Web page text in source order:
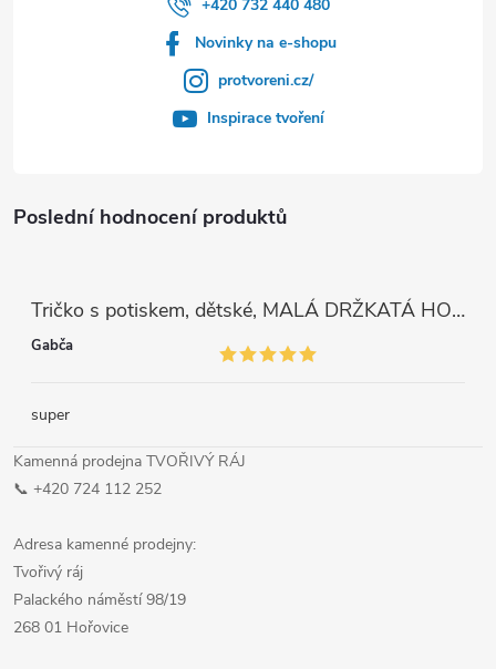
Poslední hodnocení produktů
Tričko s potiskem, dětské, MALÁ DRŽKATÁ HOLKA, 1 ks
Gabča
super
Kamenná prodejna TVOŘIVÝ RÁJ
📞 +420 724 112 252
Adresa kamenné prodejny:
Tvořivý ráj
Palackého náměstí 98/19
268 01 Hořovice
+420 732 440 480
Novinky na e-shopu
protvoreni.cz/
Inspirace tvoření